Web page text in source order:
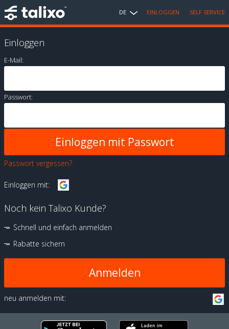
DE EINLOGGEN SELF SERVICE
Einloggen
E-Mail:
Passwort:
Passwort vergessen?
Einloggen mit:
Noch kein Talixo Kunde?
Schnell und einfach anmelden
Rabatte sichern
Anmelden
neu anmelden mit: